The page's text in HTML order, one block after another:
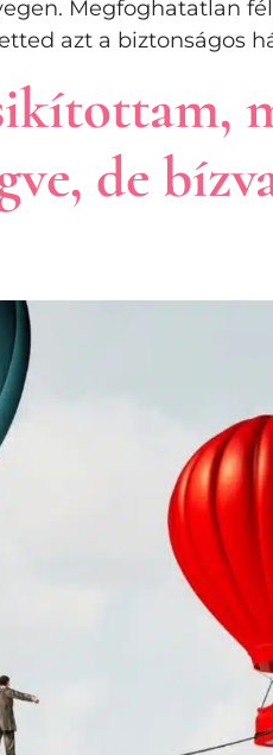
Megfoghatatlan
azt a biztonságos
de